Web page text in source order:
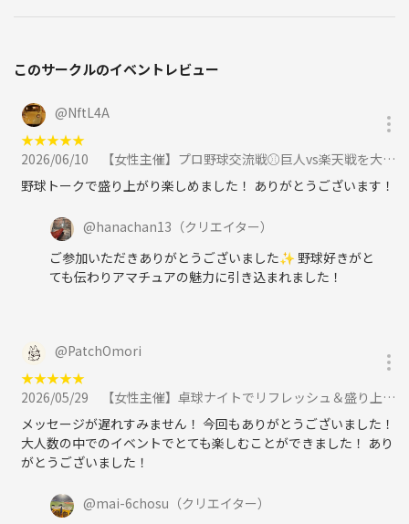
このサークルのイベントレビュー
@NftL4A
★★★★★
2026/06/10
【女性主催】プロ野球交流戦⚾️巨人vs楽天戦を大画面で楽しもう✨に参加
野球トークで盛り上がり楽しめました！ ありがとうございます！
@hanachan13 （クリエイター）
ご参加いただきありがとうございました✨ 野球好きがと
ても伝わりアマチュアの魅力に引き込まれました！
@PatchOmori
★★★★★
2026/05/29
【女性主催】卓球ナイトでリフレッシュ＆盛り上がろう🏓に参加
メッセージが遅れすみません！ 今回もありがとうございました！
大人数の中でのイベントでとても楽しむことができました！ あり
がとうございました！
@mai-6chosu （クリエイター）